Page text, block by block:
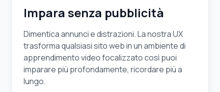
Impara senza pubblicità
Dimentica annunci e distrazioni. La nostra UX
trasforma qualsiasi sito web in un ambiente di
apprendimento video focalizzato così puoi
imparare più profondamente, ricordare più a
lungo.